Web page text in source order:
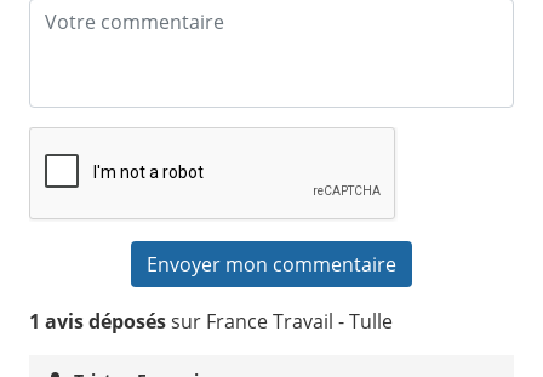
1 avis déposéssur France Travail - Tulle